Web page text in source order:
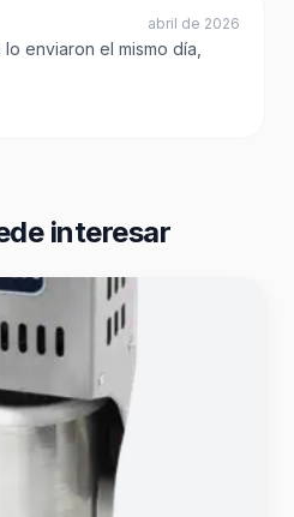
abril de 2026
enviaron el mismo día,
interesar